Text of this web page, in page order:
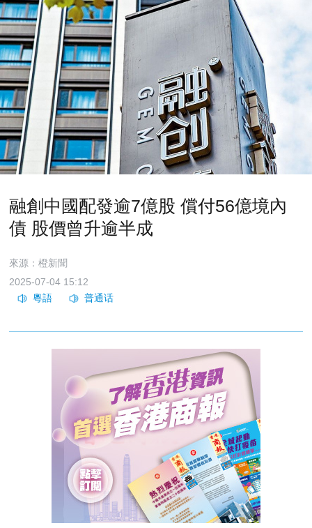
融創中國配發逾7億股 償付56億境內
債 股價曾升逾半成
來源：橙新聞
2025-07-04 15:12